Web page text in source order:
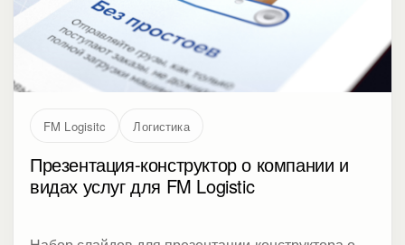
FM Logisitc Логистика
Презентация-конструктор о компании и
видах услуг для FM Logistic